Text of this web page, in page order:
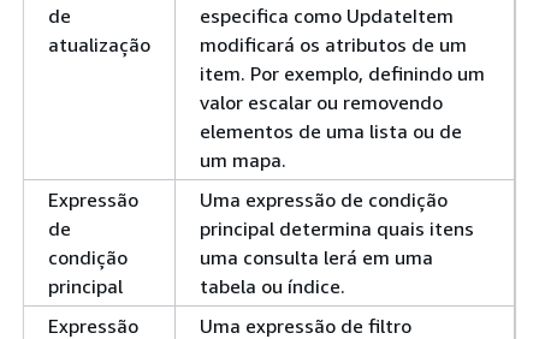
de
atualização
especifica como UpdateItem
modificará os atributos de um
item. Por exemplo, definindo um
valor escalar ou removendo
elementos de uma lista ou de
um mapa.
Expressão
de
condição
principal
Uma expressão de condição
principal determina quais itens
uma consulta lerá em uma
tabela ou índice.
Expressão
Uma expressão de filtro